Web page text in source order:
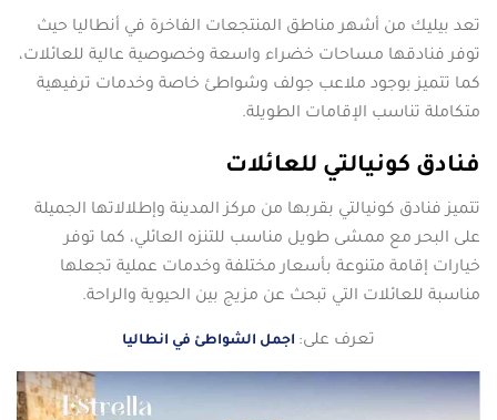
تعد بيليك من أشهر مناطق المنتجعات الفاخرة في أنطاليا حيث
توفر فنادقها مساحات خضراء واسعة وخصوصية عالية للعائلات،
كما تتميز بوجود ملاعب جولف وشواطئ خاصة وخدمات ترفيهية
متكاملة تناسب الإقامات الطويلة.
فنادق كونيالتي للعائلات
تتميز فنادق كونيالتي بقربها من مركز المدينة وإطلالاتها الجميلة
على البحر مع ممشى طويل مناسب للتنزه العائلي، كما توفر
خيارات إقامة متنوعة بأسعار مختلفة وخدمات عملية تجعلها
مناسبة للعائلات التي تبحث عن مزيج بين الحيوية والراحة.
تعرف على: اجمل الشواطئ في انطاليا